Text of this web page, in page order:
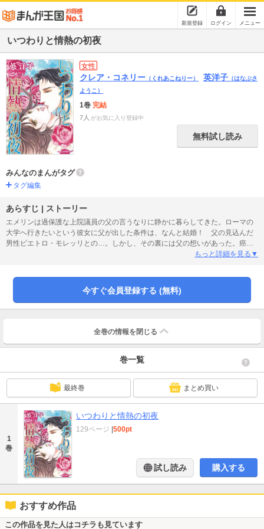
新規登録 ログイン メニュー
いつわりと情熱の初夜
女性
クレア・コネリー （くれあこねりー） 英洋子 （はなぶさ
ようこ）
1巻 完結
7人 がお気に入り登録中
無料試し読み
みんなのまんがタグ
タグ編集
あらすじ | ストーリー
エメリンは過保護な上院議員の父の言うなりに静かに暮らしてきた。ローマの
大学へ行きたいという彼女に父が出した条件は、なんと結婚！ 父の見込んだ
男性ピエトロ・モレッリとの…。しかし、その裏には父の想いがあった。癌に
侵され、余命わずかという宣告を受けた父は、遺されたひとり娘に近づくであ
だと考え、ピエトロに最後の願いをしたのだった。彼がエメリンの初恋の相手
もっと詳細を見る▼
今すぐ会員登録する (無料)
全巻の情報を 閉じる
巻一覧
最終巻 まとめ買い
1
巻
いつわりと情熱の初夜
129ページ 500pt
試し読み 購入する
おすすめ作品
この作品を見た人はコチラも見ています